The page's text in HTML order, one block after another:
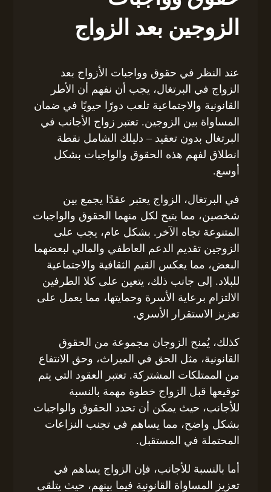
الزوجين بعد الزواج
عند النظر في حقوق وواجبات الأزواج بعد
الزواج في البرتغال، يجب أن نفهم أن الأطر
القانونية والاجتماعية تلعب دورًا حيويًا في ضمان
المساواة بين الزوجين. تعتبر زواج الأجانب في
البرتغال بدون تعقيد – دليلك الشامل نقطة
انطلاق لفهم هذه الحقوق والواجبات بشكل
أوسع.
في البرتغال، الزواج يعتبر عقدًا يجمع بين
شخصين، مما يتيح لكل منهما الحقوق والواجبات
المتنوعة تجاه الآخر. بشكل عام، يجب على
الزوجين تقديم الدعم العاطفي والمالي لبعضهما
البعض، مما يعكس القيم الثقافية والاجتماعية
للبلاد. إلى جانب ذلك، يتعين على كلا الطرفين
الالتزام برعاية الأسرة وحمايتها، مما يعمل على
تعزيز الاستقرار الأسري.
كذلك، يُمنح الزوجان مجموعة من الحقوق
القانونية، مثل الحق في الميراث، وحق الانتفاع
من الممتلكات المشتركة. تعتبر العقود التي يتم
توقيعها قبل الزواج خطوة مهمة بالنسبة
للأجانب، حيث يمكن أن تحدد الحقوق والواجبات
بشكل واضح، مما يساهم في تجنب النزاعات
المحتملة في المستقبل.
أما بالنسبة للأجانب، فإن الزواج يساهم في
تعزيز المساواة القانونية فيما بينهم، حيث يتلقى